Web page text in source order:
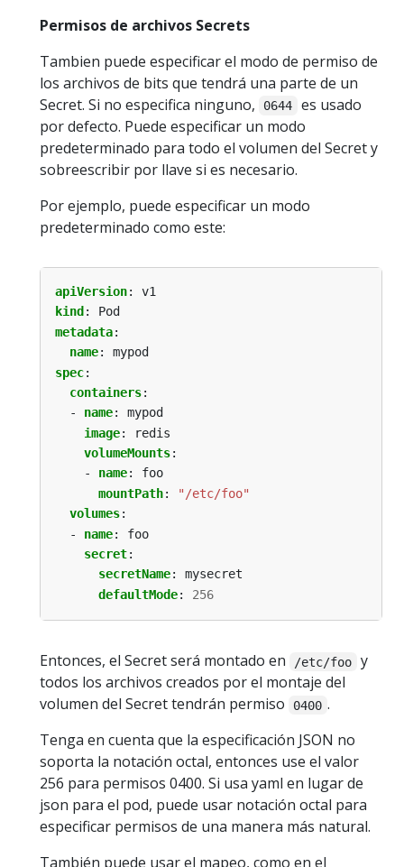
Permisos de archivos Secrets
Tambien puede especificar el modo de permiso de
los archivos de bits que tendrá una parte de un
Secret. Si no especifica ninguno,
0644
es usado
por defecto. Puede especificar un modo
predeterminado para todo el volumen del Secret y
sobreescribir por llave si es necesario.
Por ejemplo, puede especificar un modo
predeterminado como este:
apiVersion:
v1
kind :
Pod
metadata:
name:
mypod
spec:
containers:
- name:
mypod
image:
redis
volumeMounts:
- name:
foo
mountPath:
"/etc/foo"
volumes:
- name:
foo
secret:
secretName:
mysecret
defaultMode: 256
Entonces, el Secret será montado en /etc/foo
y
todos los archivos creados por el montaje del
volumen del Secret tendrán permiso
0400 .
Tenga en cuenta que la especificación JSON no
soporta la notación octal, entonces use el valor
256 para permisos 0400. Si usa yaml en lugar de
json para el pod, puede usar notación octal para
especificar permisos de una manera más natural.
También puede usar el mapeo, como en el